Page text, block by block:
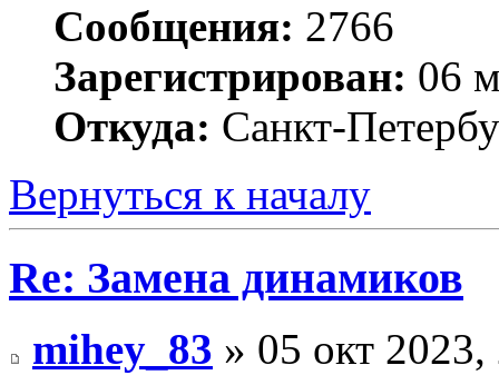
Сообщения: 2766
Зарегистрирован: 06
Откуда: Санкт-
Вернуться к началу
Re: Замена динамиков
mihey_83 » 05 окт